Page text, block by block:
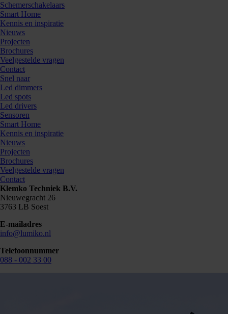
Schemerschakelaars
Smart Home
Kennis en inspiratie
Nieuws
Projecten
Brochures
Veelgestelde vragen
Contact
Snel naar
Led dimmers
Led spots
Led drivers
Sensoren
Smart Home
Kennis en inspiratie
Nieuws
Projecten
Brochures
Veelgestelde vragen
Contact
Klemko Techniek B.V.
Nieuwegracht 26
3763 LB Soest
E-mailadres
info@lumiko.nl
Telefoonnummer
088 - 002 33 00